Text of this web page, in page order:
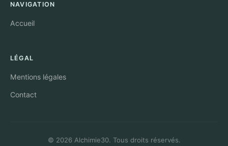
NAVIGATION
Accueil
LÉGAL
Mentions légales
Contact
© 2026 Alchimie30. Tous droits réservés.